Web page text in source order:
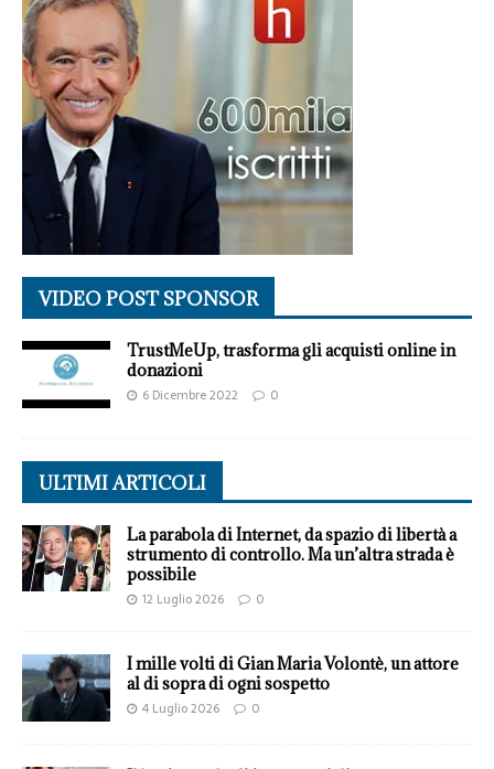
VIDEO POST SPONSOR
TrustMeUp, trasforma gli acquisti online in
donazioni
6 Dicembre 2022 0
ULTIMI ARTICOLI
La parabola di Internet, da spazio di libertà a
strumento di controllo. Ma un’altra strada è
possibile
12 Luglio 2026 0
I mille volti di Gian Maria Volontè, un attore
al di sopra di ogni sospetto
4 Luglio 2026 0